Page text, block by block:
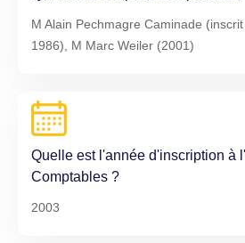
M Alain Pechmagre Caminade
1986), M Marc Weiler (2001)
Quelle est l'année d'inscription à
Comptables ?
2003